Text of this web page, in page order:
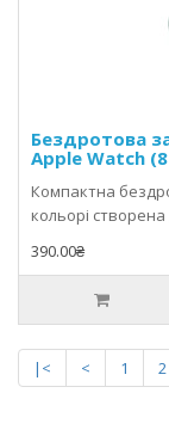
Бездротова
Apple Watch
Компактна
кольорі
390.00₴
|< < 1 2